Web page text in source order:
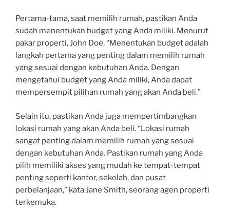
Pertama-tama, saat memilih rumah, pastikan Anda
sudah menentukan budget yang Anda miliki. Menurut
pakar properti, John Doe, “Menentukan budget adalah
langkah pertama yang penting dalam memilih rumah
yang sesuai dengan kebutuhan Anda. Dengan
mengetahui budget yang Anda miliki, Anda dapat
mempersempit pilihan rumah yang akan Anda beli.”
Selain itu, pastikan Anda juga mempertimbangkan
lokasi rumah yang akan Anda beli. “Lokasi rumah
sangat penting dalam memilih rumah yang sesuai
dengan kebutuhan Anda. Pastikan rumah yang Anda
pilih memiliki akses yang mudah ke tempat-tempat
penting seperti kantor, sekolah, dan pusat
perbelanjaan,” kata Jane Smith, seorang agen properti
terkemuka.